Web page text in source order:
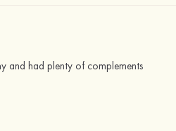
and had plenty of complements